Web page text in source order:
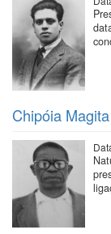
Chipóia Magita